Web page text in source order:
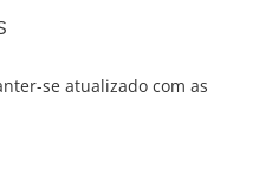
se atualizado com as